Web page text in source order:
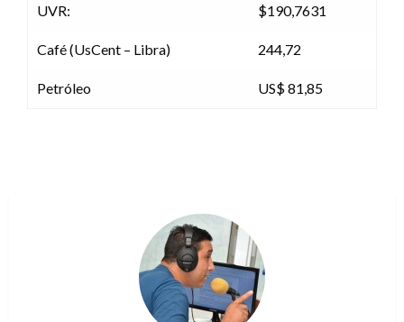
UVR: $190,7631
Café (UsCent – Libra) 244,72
Petróleo US$ 81,85